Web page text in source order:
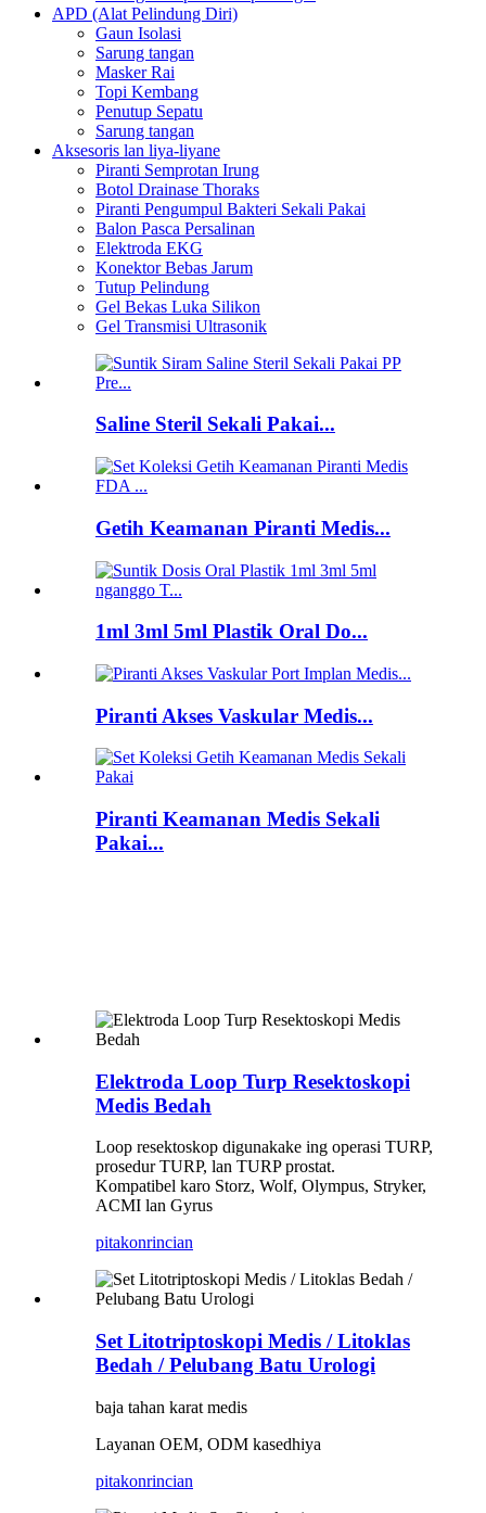
APD (Alat Pelindung Diri)
Gaun Isolasi
Sarung tangan
Masker Rai
Topi Kembang
Penutup Sepatu
Sarung tangan
Aksesoris lan liya-liyane
Piranti Semprotan Irung
Botol Drainase Thoraks
Piranti Pengumpul Bakteri Sekali Pakai
Balon Pasca Persalinan
Elektroda EKG
Konektor Bebas Jarum
Tutup Pelindung
Gel Bekas Luka Silikon
Gel Transmisi Ultrasonik
Saline Steril Sekali Pakai...
Getih Keamanan Piranti Medis...
1ml 3ml 5ml Plastik Oral Do...
Piranti Akses Vaskular Medis...
Piranti Keamanan Medis Sekali
Pakai...
Elektroda Loop Turp Resektoskopi
Medis Bedah
Loop resektoskop digunakake ing operasi TURP,
prosedur TURP, lan TURP prostat.
Kompatibel karo Storz, Wolf, Olympus, Stryker,
ACMI lan Gyrus
pitakonrincian
Set Litotriptoskopi Medis / Litoklas
Bedah / Pelubang Batu Urologi
baja tahan karat medis
Layanan OEM, ODM kasedhiya
pitakonrincian